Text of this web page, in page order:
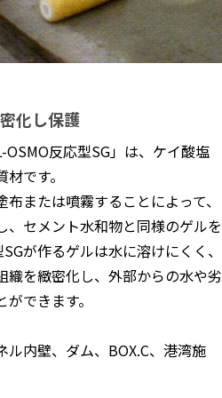
化し保護
反応型SG」は、ケイ酸塩
です。
または噴霧することによって、
セメント水和物と同様のゲルを
が作るゲルは水に溶けにくく、
織を緻密化し、外部からの水や劣
できます。
ル内壁、ダム、BOX.C、港湾施